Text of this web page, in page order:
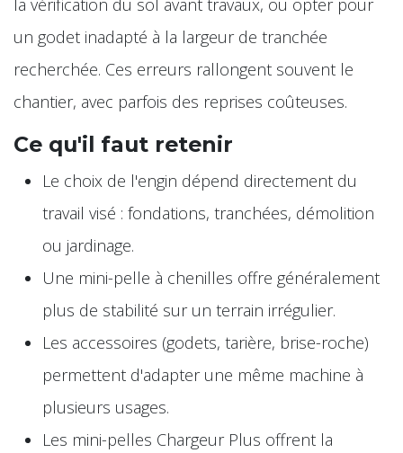
un godet inadapté à la largeur de tranchée
recherchée. Ces erreurs rallongent souvent le
chantier, avec parfois des reprises coûteuses.
Ce qu'il faut retenir
Le choix de l'engin dépend directement du
travail visé : fondations, tranchées, démolition
ou jardinage.
Une mini-pelle à chenilles offre généralement
plus de stabilité sur un terrain irrégulier.
Les accessoires (godets, tarière, brise-roche)
permettent d'adapter une même machine à
plusieurs usages.
Les mini-pelles Chargeur Plus offrent la